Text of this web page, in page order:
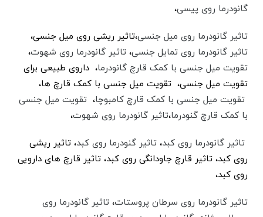
گانودرما روی پیسی،
تاثیر گانودرما روی میل جنسی،‌تاثیر ریشی روی میل جنسی،
تاثیر گانودرما روی تمایل جنسی، تاثیر گانودرما روی شهوت،
تقویت میل جنسی با کمک قارچ گانودرما، داروی طبیعی برای
تقویت میل جنسی، تقویت میل جنسی با کمک قارچ ها،
تقویت میل جنسی با کمک قارچ کامبوچا، تقویت میل جنسی
با کمک قارچ گنودرما،‌تاثیر گانودرما روی شهوت،
تاثیر گانودرما روی کبد،‌ تاثیر گنودرما روی کبد،‌ تاثیر ریشی
روی کبد،‌ تاثیر قارچ جاودانگی روی کبد، تاثیر قارچ های دارویی
روی کبد،
تاثیر گانودرما روی سرطان پروستات، تاثیر گانودرما روی